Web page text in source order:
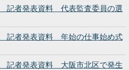
記者発表資料 代表監査委員の選
記者発表資料 年始の仕事始め式
記者発表資料 大阪市北区で発生